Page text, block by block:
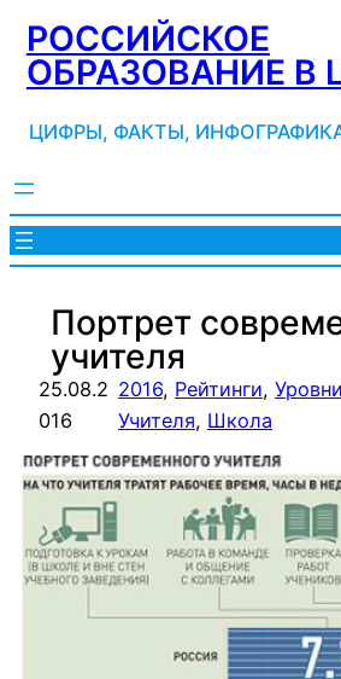
Перейти
содержимому
РОССИЙСКОЕ
ОБРАЗОВАНИЕ В
ЦИФРЫ, ФАКТЫ,
Портрет
учителя
25.08.2
016
2016, Рейтинги,
Учителя, Школа